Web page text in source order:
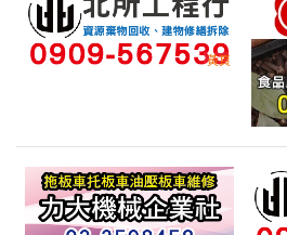
產業:大陸港澳旅遊
來自:品OO際OO公O 詢價
時間:08/07 14:16
產業:旅行社票務
來自:財OO人OO實OO究OO密OO發
時間:08/07 14:15
***kyyang@niar.org.tw